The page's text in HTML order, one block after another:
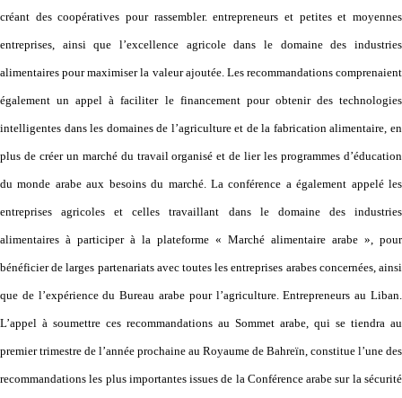
créant des coopératives pour rassembler. entrepreneurs et petites et moyennes
entreprises, ainsi que l’excellence agricole dans le domaine des industries
alimentaires pour maximiser la valeur ajoutée. Les recommandations comprenaient
également un appel à faciliter le financement pour obtenir des technologies
intelligentes dans les domaines de l’agriculture et de la fabrication alimentaire, en
plus de créer un marché du travail organisé et de lier les programmes d’éducation
du monde arabe aux besoins du marché. La conférence a également appelé les
entreprises agricoles et celles travaillant dans le domaine des industries
alimentaires à participer à la plateforme « Marché alimentaire arabe », pour
bénéficier de larges partenariats avec toutes les entreprises arabes concernées, ainsi
que de l’expérience du Bureau arabe pour l’agriculture. Entrepreneurs au Liban.
L’appel à soumettre ces recommandations au Sommet arabe, qui se tiendra au
premier trimestre de l’année prochaine au Royaume de Bahreïn, constitue l’une des
recommandations les plus importantes issues de la Conférence arabe sur la sécurité